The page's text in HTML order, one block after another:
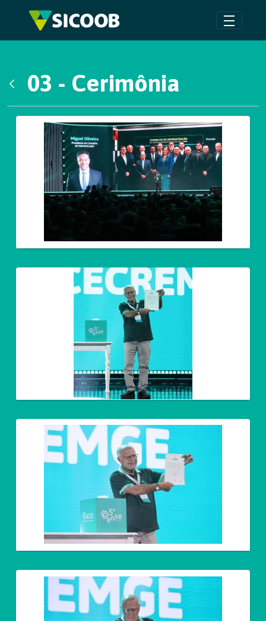
Pular para o Conteúdo principal
03 - Cerimônia
Galeria de Mídias